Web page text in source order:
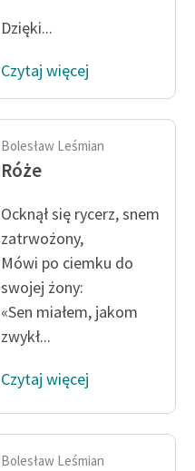
Dzięki...
Czytaj więcej
Bolesław Leśmian
Róże
Ocknął się rycerz, snem
zatrwożony,
Mówi po ciemku do
swojej żony:
«Sen miałem, jakom
zwykł...
Czytaj więcej
Bolesław Leśmian